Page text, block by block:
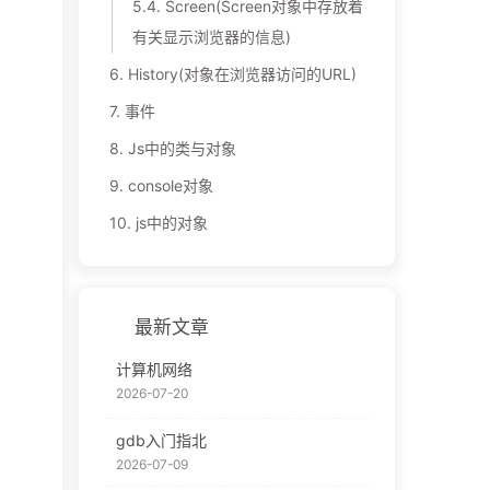
5.4. Screen(Screen对象中存放着
有关显示浏览器的信息)
6. History(对象在浏览器访问的URL)
7. 事件
8. Js中的类与对象
9. console对象
10. js中的对象
最新文章
计算机网络
2026-07-20
gdb入门指北
2026-07-09